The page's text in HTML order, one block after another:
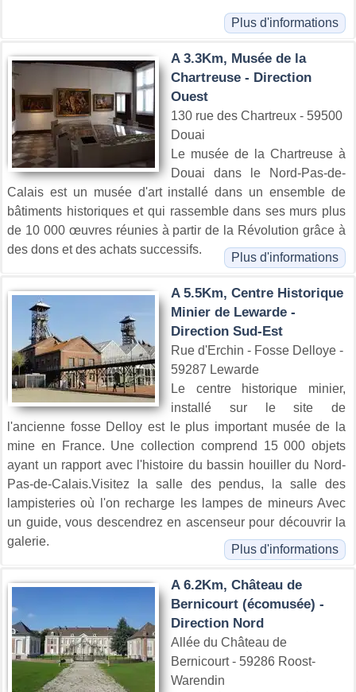
Plus d'informations
A 3.3Km, Musée de la
Chartreuse - Direction
Ouest
130 rue des Chartreux - 59500
Douai
Le musée de la Chartreuse à
Douai dans le Nord-Pas-de-
Calais est un musée d'art installé dans un ensemble de
bâtiments historiques et qui rassemble dans ses murs plus
de 10 000 œuvres réunies à partir de la Révolution grâce à
des dons et des achats successifs.
Plus d'informations
A 5.5Km, Centre Historique
Minier de Lewarde -
Direction Sud-Est
Rue d'Erchin - Fosse Delloye -
59287 Lewarde
Le centre historique minier,
installé sur le site de
l'ancienne fosse Delloy est le plus important musée de la
mine en France. Une collection comprend 15 000 objets
ayant un rapport avec l'histoire du bassin houiller du Nord-
Pas-de-Calais.Visitez la salle des pendus, la salle des
lampisteries où l'on recharge les lampes de mineurs Avec
un guide, vous descendrez en ascenseur pour découvrir la
galerie.
Plus d'informations
A 6.2Km, Château de
Bernicourt (écomusée) -
Direction Nord
Allée du Château de
Bernicourt - 59286 Roost-
Warendin